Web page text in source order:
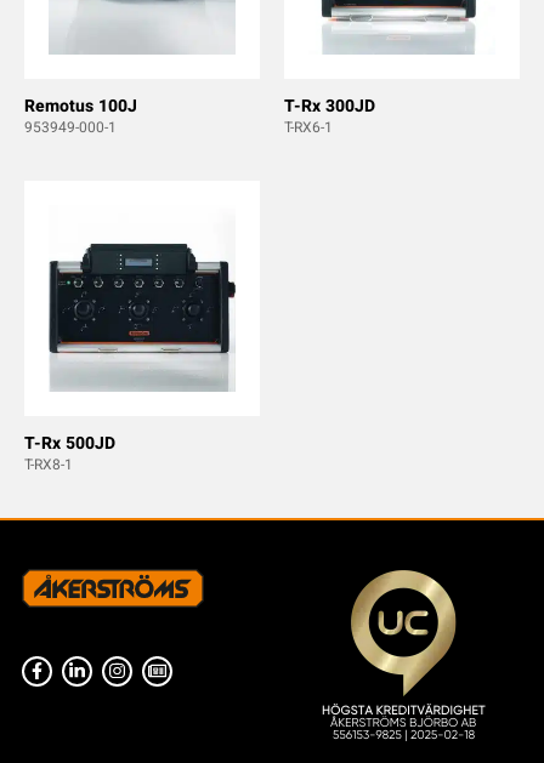
Remotus 100J
953949-000-1
T-Rx 300JD
T-RX6-1
T-Rx 500JD
T-RX8-1